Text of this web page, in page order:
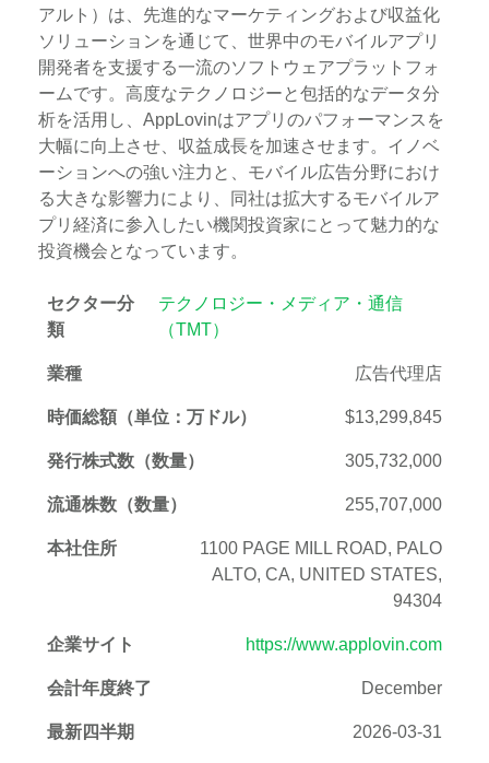
アルト）は、先進的なマーケティングおよび収益化
ソリューションを通じて、世界中のモバイルアプリ
開発者を支援する一流のソフトウェアプラットフォ
ームです。高度なテクノロジーと包括的なデータ分
析を活用し、AppLovinはアプリのパフォーマンスを
大幅に向上させ、収益成長を加速させます。イノベ
ーションへの強い注力と、モバイル広告分野におけ
る大きな影響力により、同社は拡大するモバイルア
プリ経済に参入したい機関投資家にとって魅力的な
投資機会となっています。
セクター分
類
テクノロジー・メディア・通信
（TMT）
業種 広告代理店
時価総額（単位：万ドル） $13,299,845
発行株式数（数量） 305,732,000
流通株数（数量） 255,707,000
本社住所
1100 PAGE MILL ROAD, PALO
ALTO, CA, UNITED STATES,
94304
企業サイト https://www.applovin.com
会計年度終了 December
最新四半期 2026-03-31